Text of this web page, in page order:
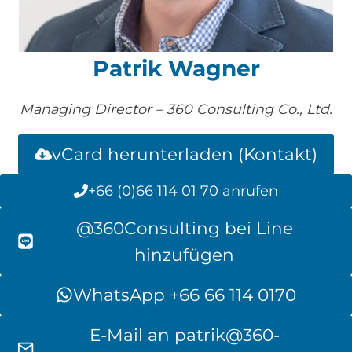
Patrik Wagner
Managing Director – 360 Consulting Co., Ltd.
vCard herunterladen (Kontakt)
+66 (0)66 114 01 70 anrufen
@360Consulting bei Line
hinzufügen
WhatsApp +66 66 114 0170
E-Mail an patrik@360-